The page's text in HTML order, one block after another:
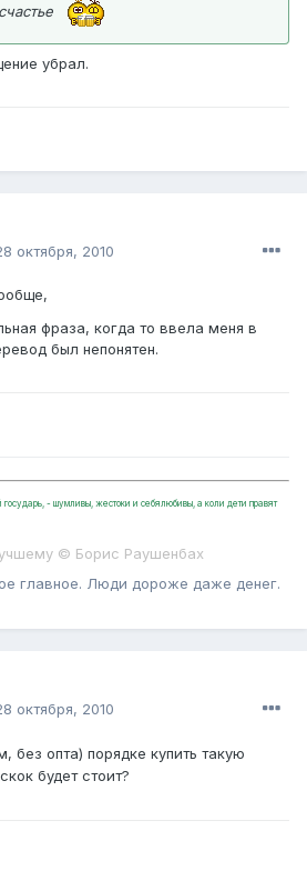
счастье
убрал.
октября, 2010
фраза, когда то ввела меня в
был непонятен.
государь, - шумливы, жестоки и себялюбивы, а коли дети правят
© Борис Раушенбах
главное. Люди дороже даже денег.
октября, 2010
без опта) порядке купить такую
будет стоит?